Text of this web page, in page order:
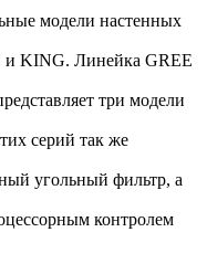
модели настенных
и KING. Линейка GREE
три модели
серий так же
угольный фильтр, а
контролем